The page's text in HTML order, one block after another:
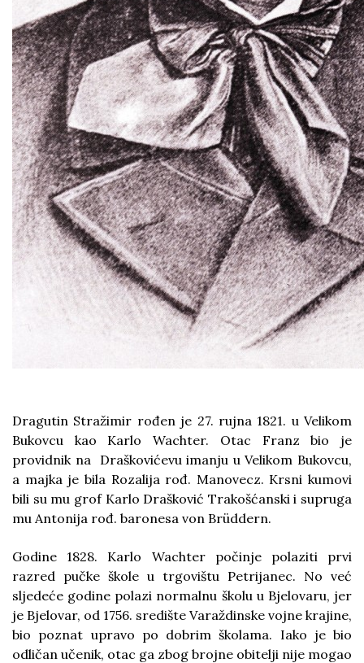
Dragutin Stražimir rođen je 27. rujna 1821. u Velikom
Bukovcu kao Karlo Wachter. Otac Franz bio je
providnik na Draškovićevu imanju u Velikom Bukovcu,
a majka je bila Rozalija rođ. Manovecz. Krsni kumovi
bili su mu grof Karlo Drašković Trakošćanski i supruga
mu Antonija rođ. baronesa von Brüddern.
Godine 1828. Karlo Wachter počinje polaziti prvi
razred pučke škole u trgovištu Petrijanec. No već
sljedeće godine polazi normalnu školu u Bjelovaru, jer
je Bjelovar, od 1756. središte Varaždinske vojne krajine,
bio poznat upravo po dobrim školama. Iako je bio
odličan učenik, otac ga zbog brojne obitelji nije mogao